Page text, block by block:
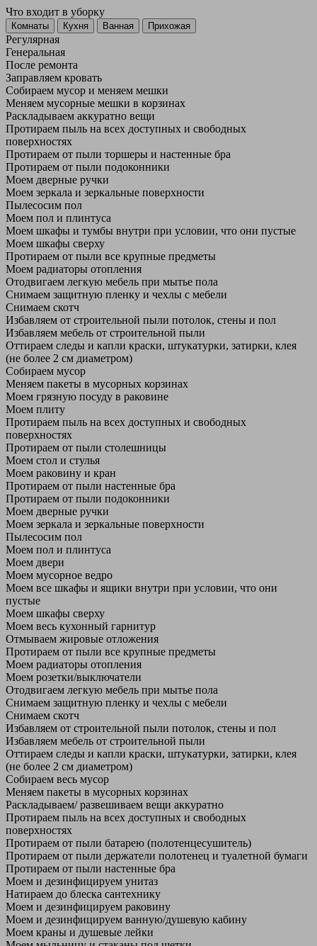
Что входит в уборку
Регу­лярная
Гене­ральная
После ремонта
Заправляем кровать
Собираем мусор и меняем мешки
Меняем мусорные мешки в корзинах
Раскладываем аккуратно вещи
Протираем пыль на всех доступных и свободных
поверхностях
Протираем от пыли торшеры и настенные бра
Протираем от пыли подоконники
Моем дверные ручки
Моем зеркала и зеркальные поверхности
Пылесосим пол
Моем пол и плинтуса
Моем шкафы и тумбы внутри при условии, что они пустые
Моем шкафы сверху
Протираем от пыли все крупные предметы
Моем радиаторы отопления
Отодвигаем легкую мебель при мытье пола
Снимаем защитную пленку и чехлы с мебели
Снимаем скотч
Избавляем от строительной пыли потолок, стены и пол
Избавляем мебель от строительной пыли
Оттираем следы и капли краски, штукатурки, затирки, клея
(не более 2 см диаметром)
Собираем мусор
Меняем пакеты в мусорных корзинах
Моем грязную посуду в раковине
Моем плиту
Протираем пыль на всех доступных и свободных
поверхностях
Протираем от пыли столешницы
Моем стол и стулья
Моем раковину и кран
Протираем от пыли настенные бра
Протираем от пыли подоконники
Моем дверные ручки
Моем зеркала и зеркальные поверхности
Пылесосим пол
Моем пол и плинтуса
Моем двери
Моем мусорное ведро
Моем все шкафы и ящики внутри при условии, что они
пустые
Моем шкафы сверху
Моем весь кухонный гарнитур
Отмываем жировые отложения
Протираем от пыли все крупные предметы
Моем радиаторы отопления
Моем розетки/выключатели
Отодвигаем легкую мебель при мытье пола
Снимаем защитную пленку и чехлы с мебели
Снимаем скотч
Избавляем от строительной пыли потолок, стены и пол
Избавляем мебель от строительной пыли
Оттираем следы и капли краски, штукатурки, затирки, клея
(не более 2 см диаметром)
Собираем весь мусор
Меняем пакеты в мусорных корзинах
Раскладываем/ развешиваем вещи аккуратно
Протираем пыль на всех доступных и свободных
поверхностях
Протираем от пыли батарею (полотенцесушитель)
Протираем от пыли держатели полотенец и туалетной бумаги
Протираем от пыли настенные бра
Моем и дезинфицируем унитаз
Натираем до блеска сантехнику
Моем и дезинфицируем раковину
Моем и дезинфицируем ванную/душевую кабину
Моем краны и душевые лейки